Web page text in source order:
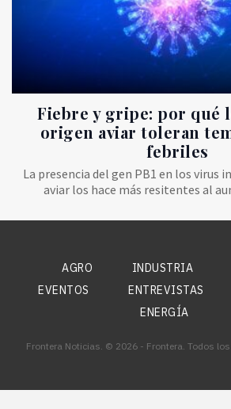
Fiebre y gripe: por qué
origen aviar toleran
febriles
La presencia del gen PB1 en los virus
aviar los hace más resitentes al
AGRO INDUSTRIA
EVENTOS
ENTREVISTAS
ENERGÍA
Frontera Noticias. © 2026 - Frontera. Todos